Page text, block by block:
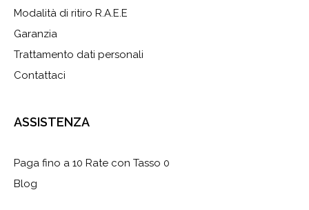
Modalità di ritiro R.A.E.E
Garanzia
Trattamento dati personali
Contattaci
ASSISTENZA
Paga fino a 10 Rate con Tasso 0
Blog